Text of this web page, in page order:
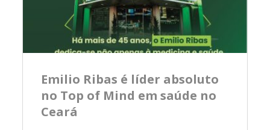
Emilio Ribas é líder absoluto
no Top of Mind em saúde no
Ceará